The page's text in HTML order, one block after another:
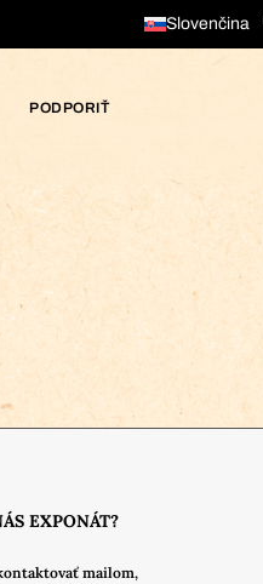
Slovenčina
PODPORIŤ
EXPONÁT?
mailom,